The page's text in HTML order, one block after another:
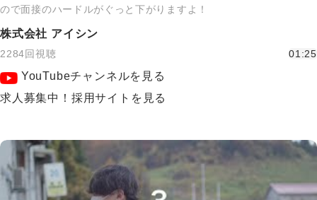
ので面接のハードルがぐっと下がりますよ！
株式会社 アイシン
2284回視聴 01:25
YouTubeチャンネルを見る
求人募集中！採用サイトを見る